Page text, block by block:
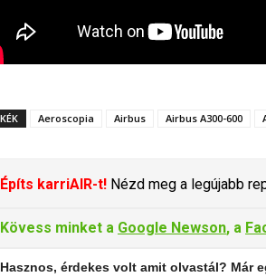
Aeroscopia Airbus Airbus A300-600
Építs karriAIR-t! Nézd meg a legújabb
Kövess minket a Google Newson, a
Hasznos, érdekes volt amit olvastál? Már